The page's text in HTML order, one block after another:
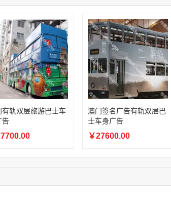
14:28:16 183****1249 联系了该媒
08:52:47 155****6115 联系了该媒
15:27:46 181****7631 联系了该媒
15:18:49 173****0620
联系了该媒
03:20:56 156****3374 联系了该媒
有轨双层旅游巴士车
告
澳门签名广告有轨双层巴
士车身广告
￥27600.00